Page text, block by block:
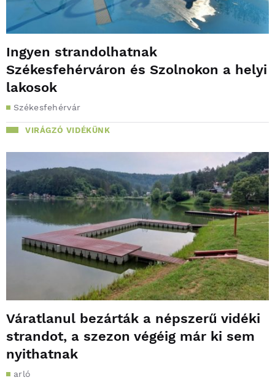
Ingyen strandolhatnak
Székesfehérváron és Szolnokon a helyi
lakosok
Székesfehérvár
VIRÁGZÓ VIDÉKÜNK
Váratlanul bezárták a népszerű vidéki
strandot, a szezon végéig már ki sem
nyithatnak
arló